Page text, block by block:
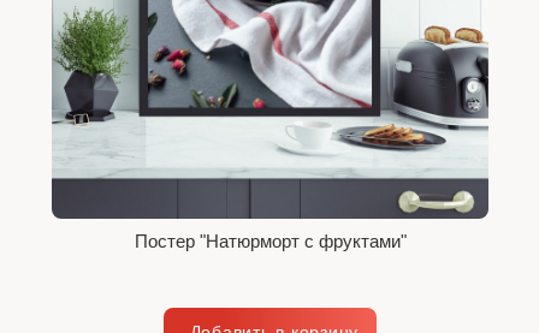
Постер "Натюрморт с фруктами"